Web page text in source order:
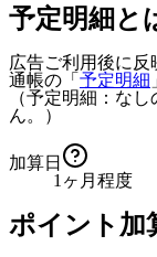
予定明細と
広告ご利用後に反
通帳の「 予定明細
（予定明細：な
ん。）
加算日
1ヶ月程度
ポイント加